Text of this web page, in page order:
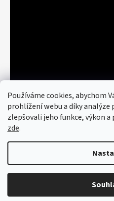
Používáme cookies, abychom
prohlížení webu a díky analýze
zlepšovali jeho funkce, výkon
zde.
© 2026 art re use. Všechna
Upravit nastavení